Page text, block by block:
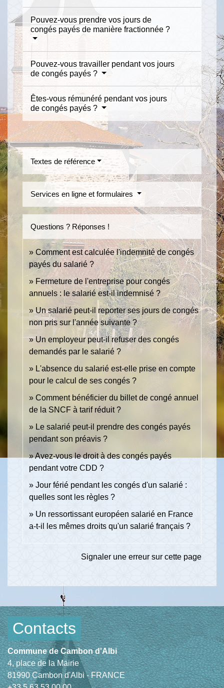
Pouvez-vous prendre vos jours de
congés payés de manière fractionnée ?
Pouvez-vous travailler pendant vos jours
de congés payés ?
Êtes-vous rémunéré pendant vos jours
de congés payés ?
Textes de référence
Services en ligne et formulaires
Questions ? Réponses !
Comment est calculée l'indemnité de congés
payés du salarié ?
Fermeture de l'entreprise pour congés
annuels : le salarié est-il indemnisé ?
Un salarié peut-il reporter ses jours de congés
non pris sur l'année suivante ?
Un employeur peut-il refuser des congés
demandés par le salarié ?
L'absence du salarié est-elle prise en compte
pour le calcul de ses congés ?
Comment bénéficier du billet de congé annuel
de la SNCF à tarif réduit ?
Le salarié peut-il prendre des congés payés
pendant son préavis ?
Avez-vous le droit à des congés payés
pendant votre CDD ?
Jour férié pendant les congés d'un salarié :
quelles sont les règles ?
Un ressortissant européen salarié en France
a-t-il les mêmes droits qu'un salarié français ?
Signaler une erreur sur cette page
Contacts
Commune de Cambon d'Albi
4, place de la Mairie
81990 Cambon d'Albi - FRANCE